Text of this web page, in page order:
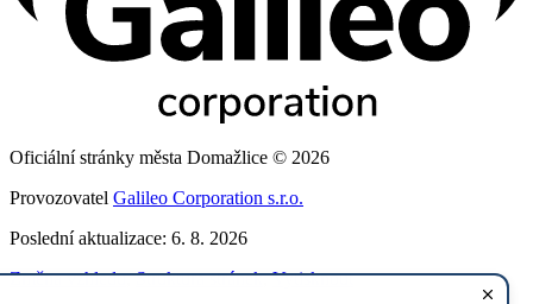
Oficiální stránky města Domažlice © 2026
Provozovatel Galileo Corporation s.r.o.
Poslední aktualizace: 6. 8. 2026
Změna vzhledu,Struktura stránek,Vytisknout